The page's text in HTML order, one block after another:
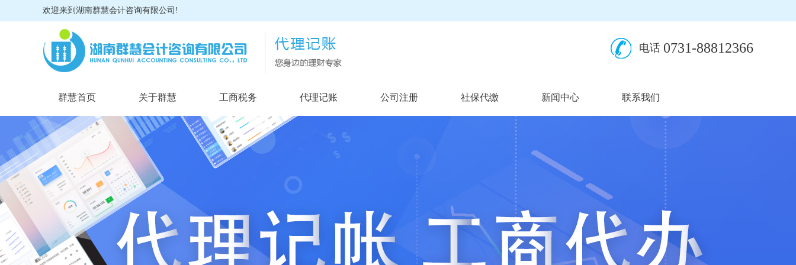
欢迎来到湖南群慧会计咨询有限公司!
电话 0731-88812366
群慧首页 关于群慧 工商税务 代理记账 公司注册 社保代缴 新闻中心 联系我们